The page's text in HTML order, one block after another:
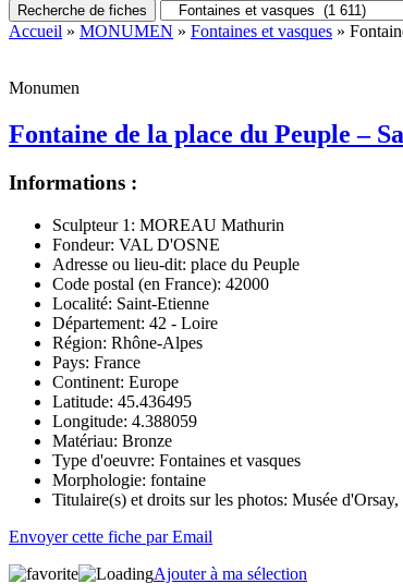
Recherche de fiches
Accueil » MONUMEN » Fontaines et vasques »
Monumen
Fontaine de la place du Peuple –
Informations :
Sculpteur 1: MOREAU Mathurin
Fondeur: VAL D'OSNE
Adresse ou lieu-dit: place du Peuple
Code postal (en France): 42000
Localité: Saint-Etienne
Département: 42 - Loire
Région: Rhône-Alpes
Pays: France
Continent: Europe
Latitude: 45.436495
Longitude: 4.388059
Matériau: Bronze
Type d'oeuvre: Fontaines et vasques
Morphologie: fontaine
Titulaire(s) et droits sur les photos: Musée
Envoyer cette fiche par Email
Ajouter à ma sélection